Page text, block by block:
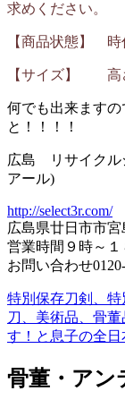
求めください。
【商品状態】 時
【サイズ】 高
何でも出来ます
と！！！！
広島 リサイクル
アール)
http://select3r.com/
広島県廿日市市
営業時間９時～１
お問い合わせ
特別保存刀剣、
刀、美術品、骨董
す！と息子の全
骨董・アン